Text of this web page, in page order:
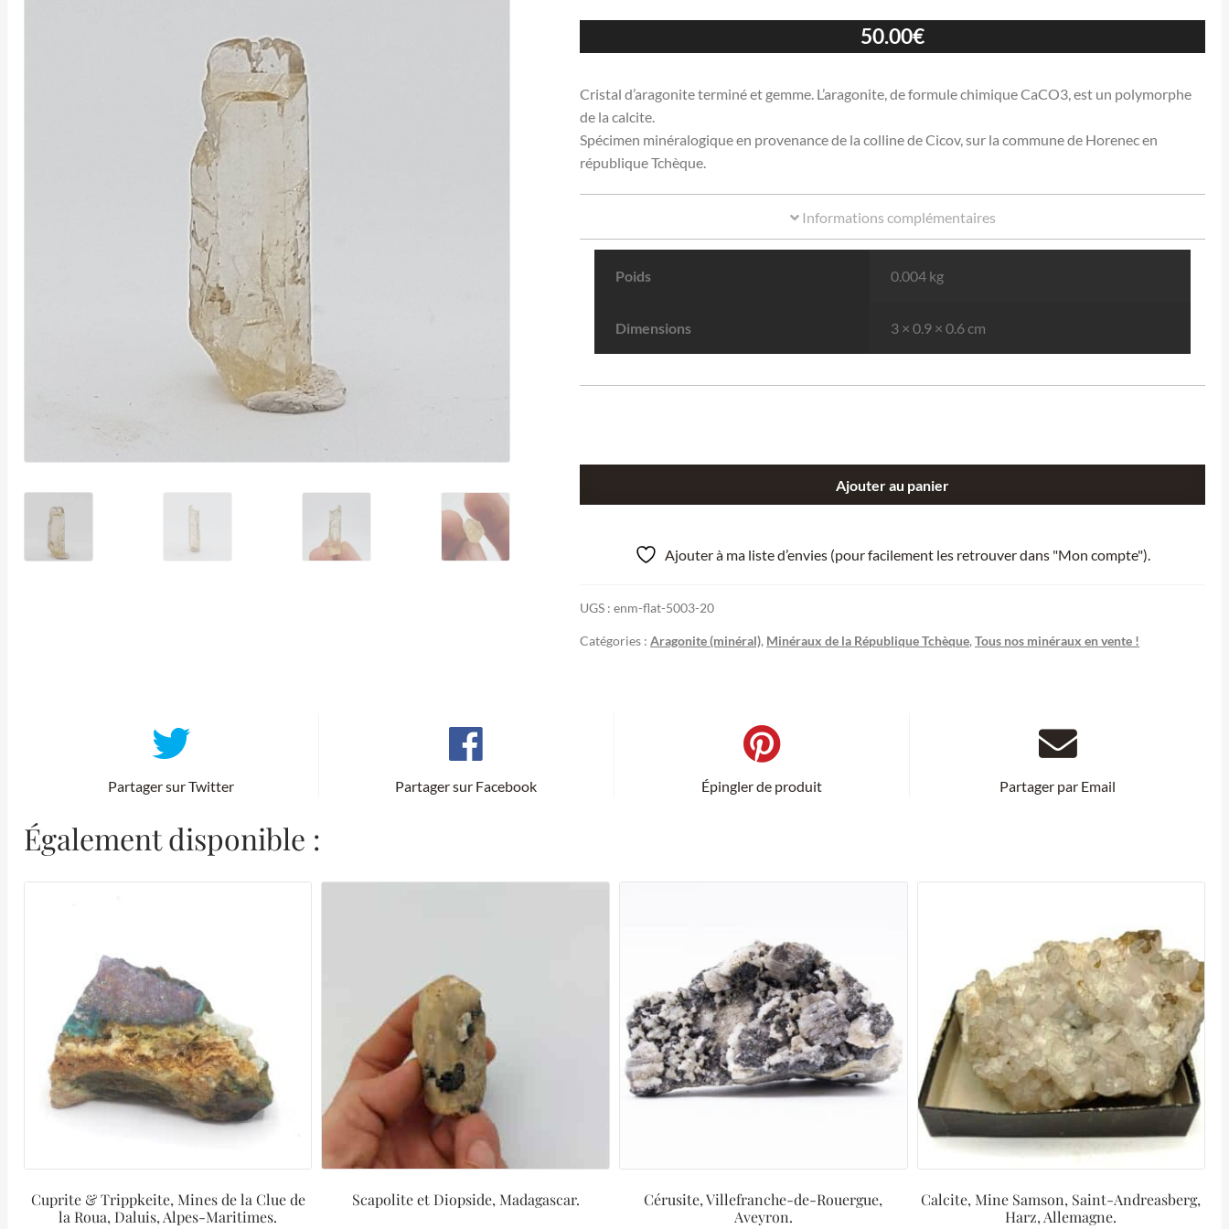
50.00€
Cristal d’aragonite terminé et gemme. L’aragonite, de formule chimique CaCO3, est un polymorphe
de la calcite.
Spécimen minéralogique en provenance de la colline de Cicov, sur la commune de Horenec en
république Tchèque.
Informations complémentaires
Poids 0.004 kg
Dimensions 3 × 0.9 × 0.6 cm
République
Tchèque.
Ajouter au panier
Ajouter à ma liste d’envies (pour facilement les retrouver dans "Mon compte").
UGS : enm-flat-5003-20
Catégories : Aragonite (minéral), Minéraux de la République Tchèque, Tous nos minéraux en vente !
Partager sur Twitter Partager sur Facebook Épingler de produit Partager par Email
Également disponible :
Cuprite & Trippkeite, Mines de la Clue de
la Roua, Daluis, Alpes-Maritimes.
Scapolite et Diopside, Madagascar.
Cérusite, Villefranche-de-Rouergue,
Aveyron.
Calcite, Mine Samson, Saint-Andreasberg,
Harz, Allemagne.